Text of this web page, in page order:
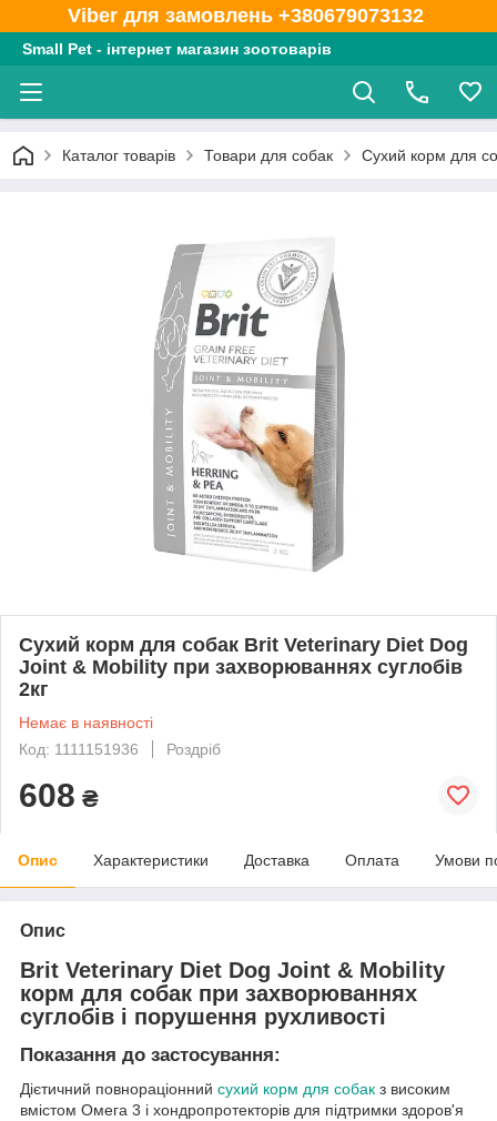
Viber для замовлень +380679073132
Small Pet - інтернет магазин зоотоварів
Каталог товарів Товари для собак Сухий корм для
Сухий корм для собак Brit Veterinary Diet Dog
Joint & Mobility при захворюваннях суглобів
2кг
Немає в наявності
Код: 1111151936
Роздріб
608 ₴
Опис Характеристики Доставка Оплата Умови
Опис
Brit Veterinary Diet Dog Joint & Mobility
корм для собак при захворюваннях
суглобів і порушення рухливості
Показання до застосування:
Дієтичний повнораціонний сухий корм для собак з високим
вмістом Омега 3 і хондропротекторів для підтримки здоров'я